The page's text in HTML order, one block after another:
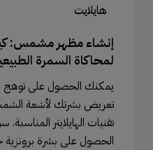
هايلايت
إنشاء مظهر مشمس:
لمحاكاة السمرة
يمكنك الحصول على
تعريض بشرتك لأشعة
تقنيات الهايلايتر
الحصول على بشرة